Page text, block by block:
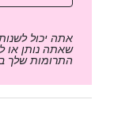
אתה יכול
שאתה נותן או
התרומות שלך